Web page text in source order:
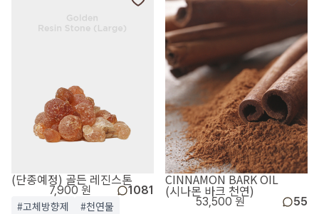
(단종예정) 골든 레진스톤
7,900 원 1081
#고체방향제 #천연물
CINNAMON BARK OIL
(시나몬 바크 천연)
53,500 원 55